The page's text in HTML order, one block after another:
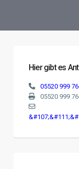
Hier gibt es
05520 999
05520 999